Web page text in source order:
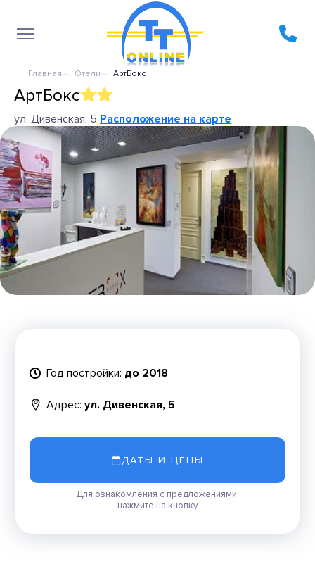
Главная Отели АртБокс
АртБокс
ул. Дивенская, 5 Расположение на карте
Год постройки: до 2018
Адрес: ул. Дивенская, 5
ДАТЫ И ЦЕНЫ
Для ознакомления с предложениями,
нажмите на кнопку